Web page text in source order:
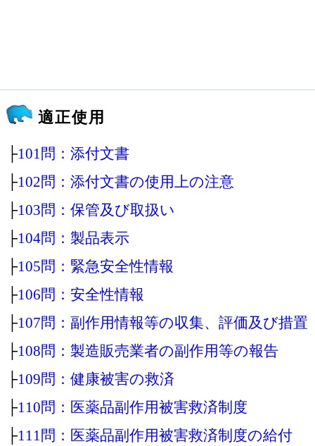
適正使用
├101問：添付文書
├102問：添付文書の使用上の注意
├103問：保管及び取扱い
├104問：製品表示
├105問：緊急安全性情報
├106問：安全性情報
├107問：副作用情報等の収集、評価及び措置
├108問：製造販売業者の副作用等の報告
├109問：健康被害の救済
├110問：医薬品副作用被害救済制度
├111問：医薬品副作用被害救済制度の給付